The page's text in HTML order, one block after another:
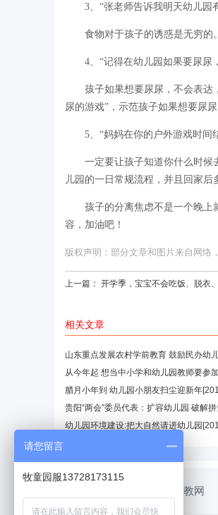
3、“张老师告诉我明天幼儿园
食物对于孩子的诱惑是无穷的
4、“记得在幼儿园如果要尿尿
孩子如果想要尿尿，不会表达
尿的游戏”，示范孩子如果想要尿
5、“妈妈在你的户外游戏时间
一定要让孩子知道你什么时候
儿园的一日常规流程，并且回家后
孩子的分离焦虑不是一个晚上
容，加油吧！
版权声明：部分文章和图片来自网络
上一篇： 开学季，宝宝不会吃饭、脱衣
相关文章
山东重点发展农村学前教育 鼓励民办幼
从今年起 想当中小学和幼儿园教师要参
腊月小年到 幼儿园小朋友扫尘迎新年
贵阳“两会”委员代表：扩容幼儿园 破解
幼儿园环境建设:把大自然请进幼儿园
幼教网
请您留言
牧童园服13728173115